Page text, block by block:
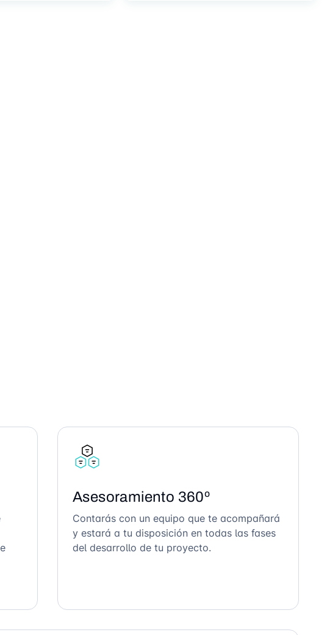
Asesoramiento 360º
Contarás con un equipo que te acompañará
y estará a tu disposición en todas las fases
del desarrollo de tu proyecto.